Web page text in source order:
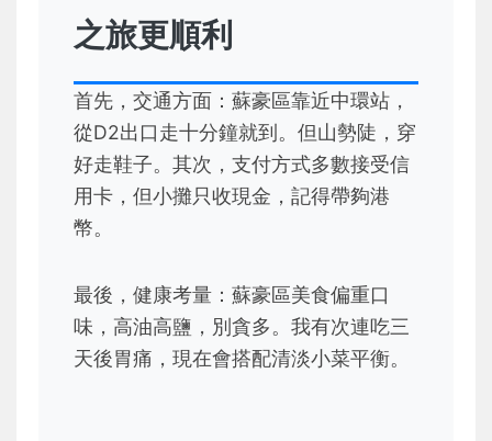
之旅更順利
首先，交通方面：蘇豪區靠近中環站，
從D2出口走十分鐘就到。但山勢陡，穿
好走鞋子。其次，支付方式多數接受信
用卡，但小攤只收現金，記得帶夠港
幣。
最後，健康考量：蘇豪區美食偏重口
味，高油高鹽，別貪多。我有次連吃三
天後胃痛，現在會搭配清淡小菜平衡。